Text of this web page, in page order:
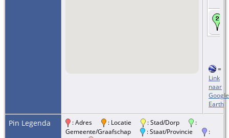
=
Link
naar
Google
Earth
Pin Legenda : Adres : Locatie : Stad/Dorp
:
Gemeente/Graafschap
: Staat/Provincie
: